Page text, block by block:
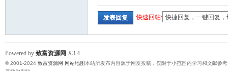
发表回复 快速回帖:
Powered by 致富资源网 X3.4
© 2001-2024 致富资源网 网站地图本站所发布内容源于网友投稿，仅限于小范围内学习和文献参